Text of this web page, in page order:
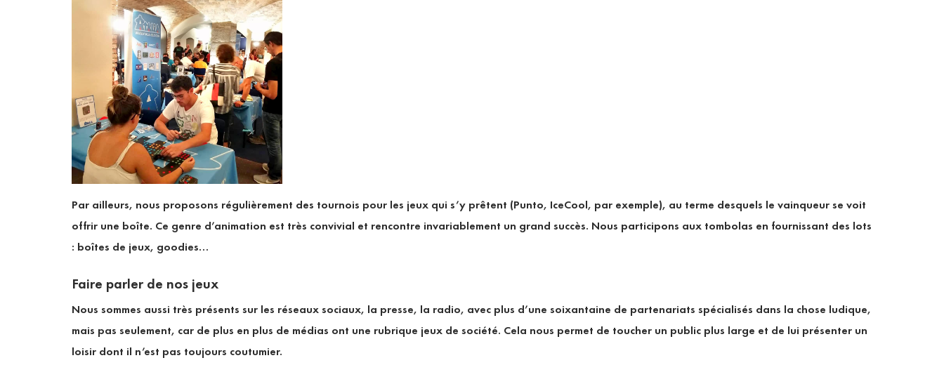
Par ailleurs, nous proposons régulièrement des tournois pour les jeux qui s’y prêtent (Punto, IceCool, par exemple), au terme desquels le vainqueur se voit
offrir une boîte. Ce genre d’animation est très convivial et rencontre invariablement un grand succès. Nous participons aux tombolas en fournissant des lots
: boîtes de jeux, goodies…
Faire parler de nos jeux
Nous sommes aussi très présents sur les réseaux sociaux, la presse, la radio, avec plus d’une soixantaine de partenariats spécialisés dans la chose ludique,
mais pas seulement, car de plus en plus de médias ont une rubrique jeux de société. Cela nous permet de toucher un public plus large et de lui présenter un
loisir dont il n’est pas toujours coutumier.